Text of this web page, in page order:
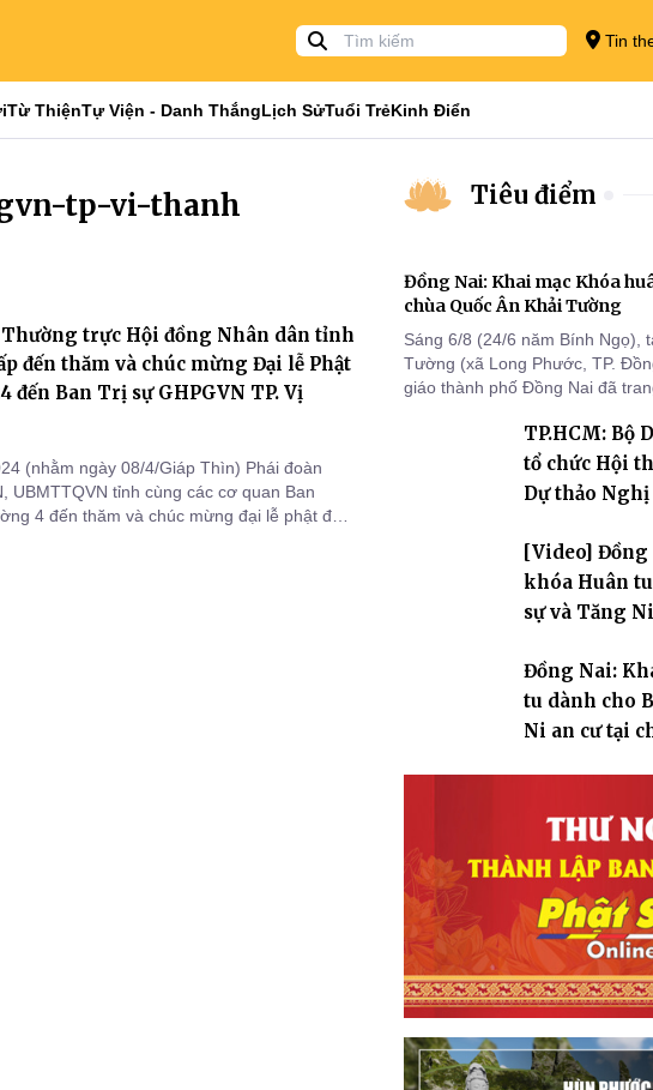
Tin
Từ ThiệnTự Viện - Danh ThắngLịch SửTuổi TrẻKinh Điển
tp-vi-thanh
Thường trực Hội đồng Nhân dân tỉnh
đến thăm và chúc mừng Đại lễ Phật
đến Ban Trị sự GHPGVN TP. Vị
(nhằm ngày 08/4/Giáp Thìn) Phái đoàn
UBMTTQVN tỉnh cùng các cơ quan Ban
4 đến thăm và chúc mừng đại lễ phật đản
Tiêu điểm
Đồng Nai: Khai mạc Khóa
chùa Quốc Ân Khải Tường
Sáng 6/8 (24/6 năm Bính Ngọ),
Tường (xã Long Phước, TP.
giáo thành phố Đồng Nai đã
2570 dành cho chư Tăng hành
VII, VIII và trường hạ chùa
TP.HCM: Bộ
tổ chức Hội
Dự thảo
giáo
[Video]
khóa Huân
sự và Tăng
Đồng Nai:
tu dành cho
Ni an cư tại